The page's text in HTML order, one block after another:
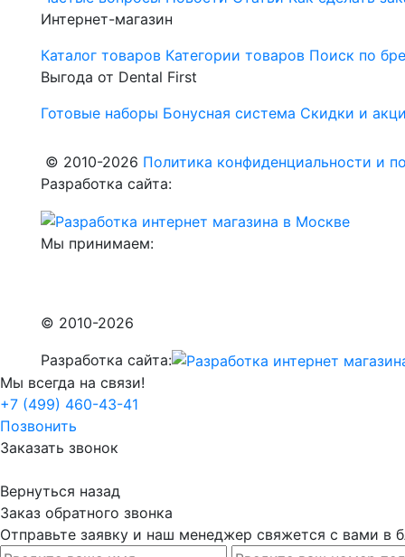
Интернет-магазин
Каталог товаров Категории товаров Поиск по
Выгода от Dental First
Готовые наборы Бонусная система Скидки и
© 2010-2026 Политика конфиденциальности и
Разработка сайта:
Мы принимаем:
© 2010-2026
Разработка сайта:
Мы всегда на связи!
+7 (499) 460-43-41
Позвонить
Заказать звонок
Вернуться назад
Заказ обратного звонка
Отправьте заявку и наш менеджер свяжется с вами в